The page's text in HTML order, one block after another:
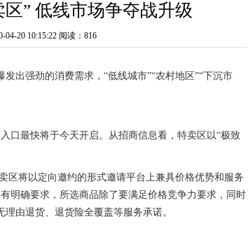
” 低线市场争夺战升级
04-20 10:15:22 阅读：816
出强劲的消费需求，“低线城市”“农村地区”“下沉市
口最快将于今天开启。从招商信息看，特卖区以“极致
区将以定向邀约的形式邀请平台上兼具价格优势和服务
明确要求，所选商品除了要满足价格竞争力要求，同时
由退货、退货险全覆盖等服务承诺。